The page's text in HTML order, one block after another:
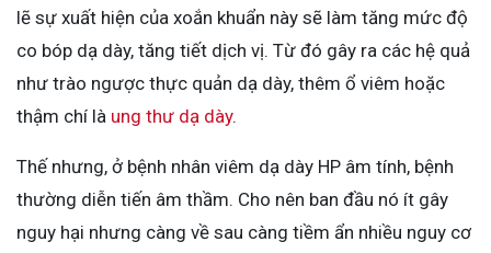
lẽ sự xuất hiện của xoắn khuẩn này sẽ làm tăng mức độ
co bóp dạ dày, tăng tiết dịch vị. Từ đó gây ra các hệ quả
như trào ngược thực quản dạ dày, thêm ổ viêm hoặc
thậm chí là ung thư dạ dày.
Thế nhưng, ở bệnh nhân viêm dạ dày HP âm tính, bệnh
thường diễn tiến âm thầm. Cho nên ban đầu nó ít gây
nguy hại nhưng càng về sau càng tiềm ẩn nhiều nguy cơ